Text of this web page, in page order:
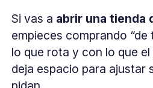
Si vas a abrir una tienda
empieces comprando “de
lo que rota y con lo que
deja espacio para ajustar